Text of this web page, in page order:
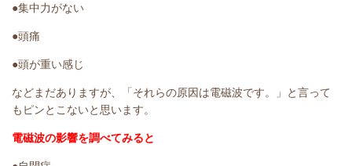
●集中力がない
●頭痛
●頭が重い感じ
などまだありますが、「それらの原因は電磁波です。」と言って
もピンとこないと思います。
電磁波の影響を調べてみると